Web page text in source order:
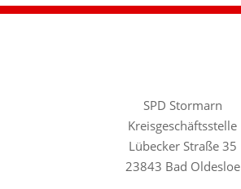
SPD Stormarn
Kreisgeschäftsstelle
Lübecker Straße 35
23843 Bad Oldesloe